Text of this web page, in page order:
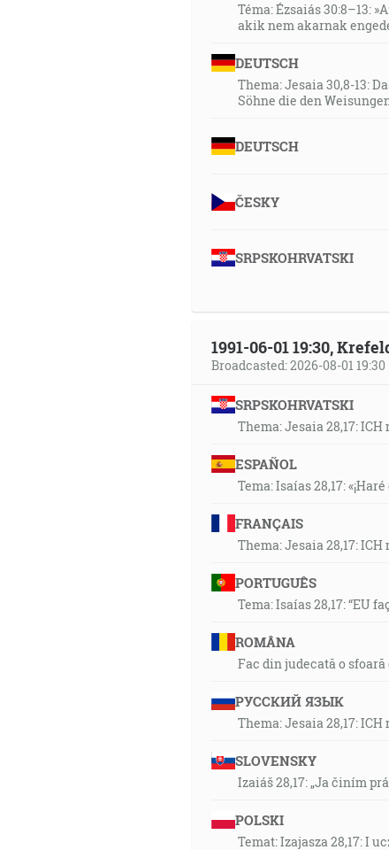
Téma: Ézsaiás 30:8–13:
akik nem akarnak
DEUTSCH
Thema: Jesaia 30,8-13:
Söhne die den
DEUTSCH
ČESKY
SRPSKOHRVATSKI
1991-06-01 19:30,
Broadcasted: 2026-08-01 19:30
SRPSKOHRVATSKI
Thema: Jesaia 28,17:
ESPAÑOL
Tema: Isaías 28,17:
FRANÇAIS
Thema: Jesaia 28,17:
PORTUGUÊS
Tema: Isaías 28,17: “EU
ROMÂNA
Fac din judecată o
РУССКИЙ ЯЗЫК
Thema: Jesaia 28,17:
SLOVENSKY
Izaiáš 28,17: „Ja činím
POLSKI
Temat: Izajasza 28,17: I